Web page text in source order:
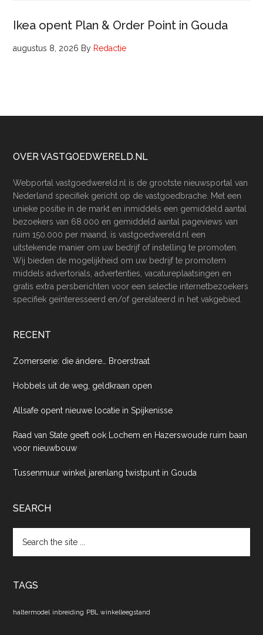
Ikea opent Plan & Order Point in Gouda
augustus 8, 2026 By Redactie
Footer
OVER VASTGOEDWERELD.NL
Webportal vastgoedwereld.nl is de grootste nieuwsportal van
Nederland specifiek gericht op de vastgoedbrache. Met een
unieke positie in de markt en inmiddels een gemiddeld aantal
bezoekers van 68.000 en gemiddeld aantal pageviews van
ruim 150.000 per maand, is vastgoedwereld.nl een
uitstekende manier om uw bedrijf of instelling te promoten.
Wij bieden de mogelijkheid om uw bedrijf te promotem
middels advertorials, advertenties, vacatureplaatsingen en
gratis extra persberichten voor een selectie internetbezoekers
specifiek geïnteresseerd en/of gerelateerd in het vakgebied.
RECENT
Zomerserie: die ándere… Broerstraat
Hobbels uit de weg, geldkraan open
Allsafe opent nieuwe locatie in Spijkenisse
Raad van State geeft ook Lochem en Hazerswoude ruim baan
voor nieuwbouw
Tussenmuur winkel jarenlang twistpunt in Gouda
SEARCH
the
TAGS
haltermodel inbreiding PBL winkelleegstand